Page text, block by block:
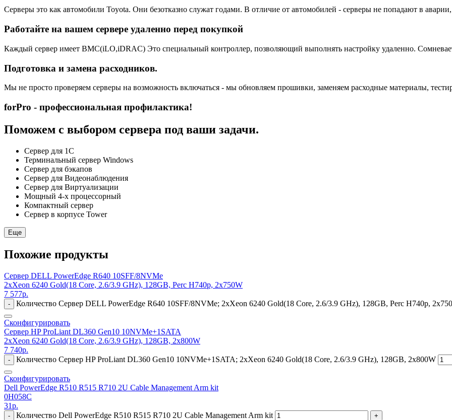
Серверы это как автомобили Toyota. Они безотказно служат годами. В отличие от автомобилей - серверы не попадают в
Работайте на вашем сервере удаленно перед покупкой
Каждый сервер имеет BMC(iLO,iDRAC) Это специальный контроллер, позволяющий выполнять настройку удаленно.
Подготовка и замена расходников.
Мы не просто проверяем серверы на возможность включаться - мы обновляем прошивки, заменяем расходные материалы,
forPro - профессиональная профилактика!
Поможем с выбором сервера под ваши задачи.
Сервер для 1С
Терминальный сервер Windows
Сервер для бэкапов
Сервер для Видеонаблюдения
Сервер для Виртуализации
Мощный 4-х процессорный
Компактный сервер
Сервер в корпусе Tower
Еще
Похожие продукты
Сервер DELL PowerEdge R640 10SFF/8NVMe
2xXeon 6240 Gold(18 Core, 2.6/3.9 GHz), 128GB, Perc H740p, 2x750W
7 577р.
- Количество Сервер DELL PowerEdge R640 10SFF/8NVMe; 2xXeon 6240 Gold(18 Core, 2.6/3.9 GHz), 128GB, Perc H740p,
Сконфигурировать
Сервер HP ProLiant DL360 Gen10 10NVMe+1SATA
2xXeon 6240 Gold(18 Core, 2.6/3.9 GHz), 128GB, 2x800W
7 740р.
- Количество Сервер HP ProLiant DL360 Gen10 10NVMe+1SATA; 2xXeon 6240 Gold(18 Core, 2.6/3.9 GHz), 128GB, 2x800W
Сконфигурировать
Dell PowerEdge R510 R515 R710 2U Cable Management Arm kit
0H058C
31р.
- Количество Dell PowerEdge R510 R515 R710 2U Cable Management Arm kit +